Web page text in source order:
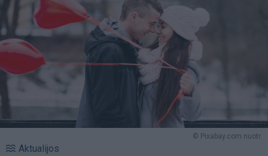
© Pixabay.com nuotr.
Aktualijos